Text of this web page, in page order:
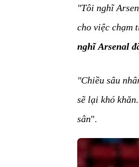
"Tôi nghĩ
cho việc chạm
nghĩ Arsenal
"Chiều sâu
sẽ lại khó
sân".